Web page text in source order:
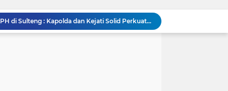
Silaturahmi Pimpinan APH di Sulteng : Kapolda dan Kejati Solid Perkuat Penegakan Hukum DiBumi Tadulako
Sidang Praperadilan, Hakim Tegaskan Penetapan Tersangka Kasus Pencabulan Anak di Buol Sah Secara Hukum